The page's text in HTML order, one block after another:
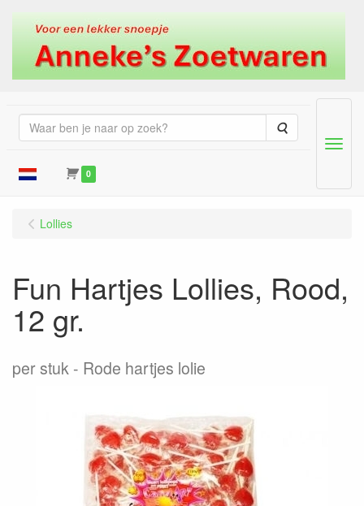
Zoeken
0
Menu
Lollies
Fun Hartjes Lollies, Rood,
12 gr.
per stuk Rode hartjes lolie